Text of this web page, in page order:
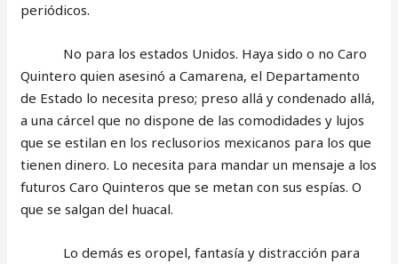
periódicos.
No para los estados Unidos. Haya sido o no Caro
Quintero quien asesinó a Camarena, el Departamento
de Estado lo necesita preso; preso allá y condenado allá,
a una cárcel que no dispone de las comodidades y lujos
que se estilan en los reclusorios mexicanos para los que
tienen dinero. Lo necesita para mandar un mensaje a los
futuros Caro Quinteros que se metan con sus espías. O
que se salgan del huacal.
Lo demás es oropel, fantasía y distracción para